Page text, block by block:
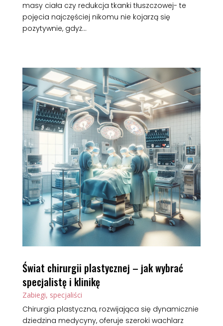
masy ciała czy redukcja tkanki tłuszczowej- te
pojęcia najczęściej nikomu nie kojarzą się
pozytywnie, gdyż...
Świat chirurgii plastycznej – jak wybrać
specjalistę i klinikę
Zabiegi, specjaliści
Chirurgia plastyczna, rozwijająca się dynamicznie
dziedzina medycyny, oferuje szeroki wachlarz